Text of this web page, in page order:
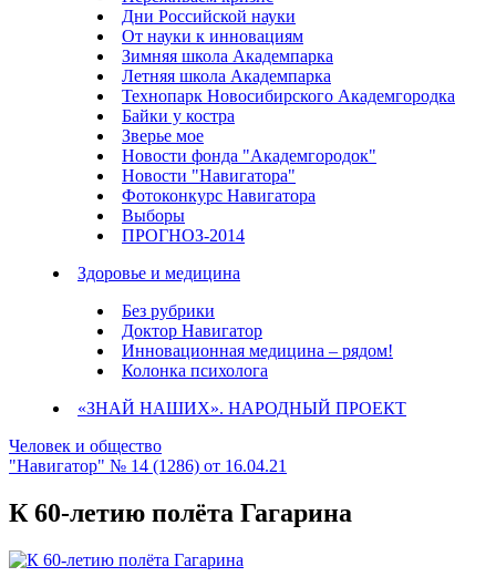
Дни Российской науки
От науки к инновациям
Зимняя школа Академпарка
Летняя школа Академпарка
Технопарк Новосибирского Академгородка
Байки у костра
Зверье мое
Новости фонда "Академгородок"
Новости "Навигатора"
Фотоконкурс Навигатора
Выборы
ПРОГНОЗ-2014
Здоровье и медицина
Без рубрики
Доктор Навигатор
Инновационная медицина – рядом!
Колонка психолога
«ЗНАЙ НАШИХ». НАРОДНЫЙ ПРОЕКТ
Человек и общество
"Навигатор" № 14 (1286) от 16.04.21
К 60-летию полёта Гагарина